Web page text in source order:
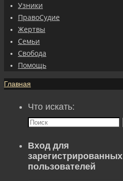
Узники
ПравоСудие
Жертвы
Семьи
Свобода
Помощь
Главная
Что искать:
Вход для
зарегистрированных
пользователей